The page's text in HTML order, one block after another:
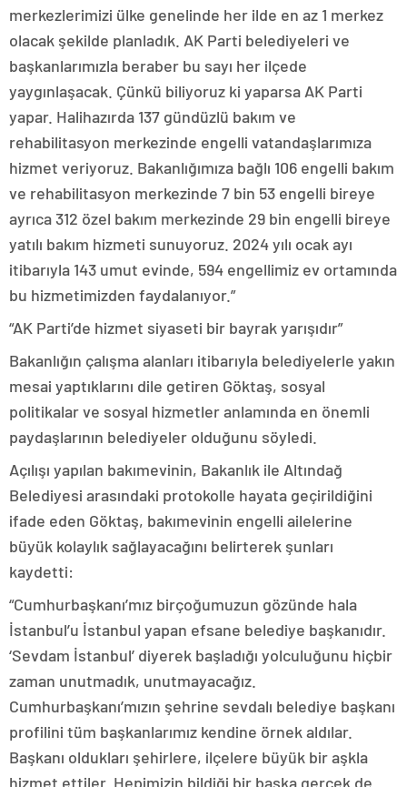
merkezlerimizi ülke genelinde her ilde en az 1 merkez
olacak şekilde planladık. AK Parti belediyeleri ve
başkanlarımızla beraber bu sayı her ilçede
yaygınlaşacak. Çünkü biliyoruz ki yaparsa AK Parti
yapar. Halihazırda 137 gündüzlü bakım ve
rehabilitasyon merkezinde engelli vatandaşlarımıza
hizmet veriyoruz. Bakanlığımıza bağlı 106 engelli bakım
ve rehabilitasyon merkezinde 7 bin 53 engelli bireye
ayrıca 312 özel bakım merkezinde 29 bin engelli bireye
yatılı bakım hizmeti sunuyoruz. 2024 yılı ocak ayı
itibarıyla 143 umut evinde, 594 engellimiz ev ortamında
bu hizmetimizden faydalanıyor.”
“AK Parti’de hizmet siyaseti bir bayrak yarışıdır”
Bakanlığın çalışma alanları itibarıyla belediyelerle yakın
mesai yaptıklarını dile getiren Göktaş, sosyal
politikalar ve sosyal hizmetler anlamında en önemli
paydaşlarının belediyeler olduğunu söyledi.
Açılışı yapılan bakımevinin, Bakanlık ile Altındağ
Belediyesi arasındaki protokolle hayata geçirildiğini
ifade eden Göktaş, bakımevinin engelli ailelerine
büyük kolaylık sağlayacağını belirterek şunları
kaydetti:
“Cumhurbaşkanı’mız birçoğumuzun gözünde hala
İstanbul’u İstanbul yapan efsane belediye başkanıdır.
‘Sevdam İstanbul’ diyerek başladığı yolculuğunu hiçbir
zaman unutmadık, unutmayacağız.
Cumhurbaşkanı’mızın şehrine sevdalı belediye başkanı
profilini tüm başkanlarımız kendine örnek aldılar.
Başkanı oldukları şehirlere, ilçelere büyük bir aşkla
hizmet ettiler. Hepimizin bildiği bir başka gerçek de